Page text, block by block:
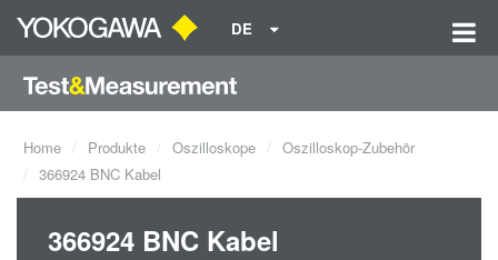
DE
Home Produkte Oszilloskope
Oszilloskop-Zubehör
366924 BNC Kabel
366924 BNC Kabel